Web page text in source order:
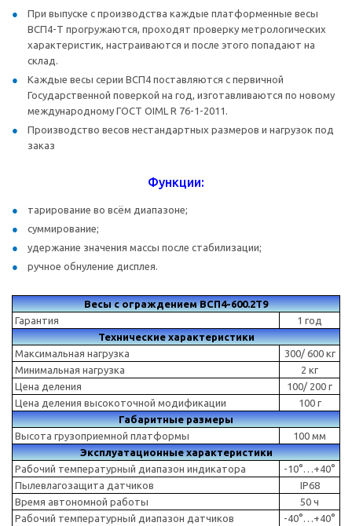
При выпуске с производства каждые платформенные весы
ВСП4-Т прогружаются, проходят проверку метрологических
характеристик, настраиваются и после этого попадают на
склад.
Каждые весы серии ВСП4 поставляются с первичной
Государственной поверкой на год, изготавливаются по новому
международному ГОСТ OIML R 76-1-2011.
Производство весов нестандартных размеров и нагрузок под
заказ
Функции:
тарирование во всём диапазоне;
суммирование;
удержание значения массы после стабилизации;
ручное обнуление дисплея.
Весы с ограждением ВСП4-600.2Т9
Гарантия
1 год
Технические характеристики
Максимальная нагрузка
300/ 600 кг
Минимальная нагрузка
2 кг
Цена деления
100/ 200 г
Цена деления высокоточной модификации
100 г
Габаритные размеры
Высота грузоприемной платформы
100 мм
Эксплуатационные характеристики
Рабочий температурный диапазон индикатора
-10°…+40°
Пылевлагозащита датчиков
IP68
Время автономной работы
50 ч
Рабочий температурный диапазон датчиков
-40°…+40°